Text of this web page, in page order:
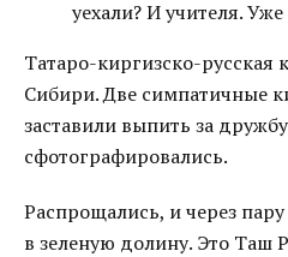
уехали? И учителя.
Татаро-киргизско-русская
Сибири. Две симпатичные
заставили выпить за
сфотографировались.
Распрощались, и через
в зеленую долину. Это Таш